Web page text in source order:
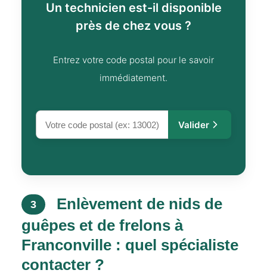
Un technicien est-il disponible
près de chez vous ?
Entrez votre code postal pour le savoir
immédiatement.
Valider
3
Enlèvement de nids de
guêpes et de frelons à
Franconville : quel spécialiste
contacter ?